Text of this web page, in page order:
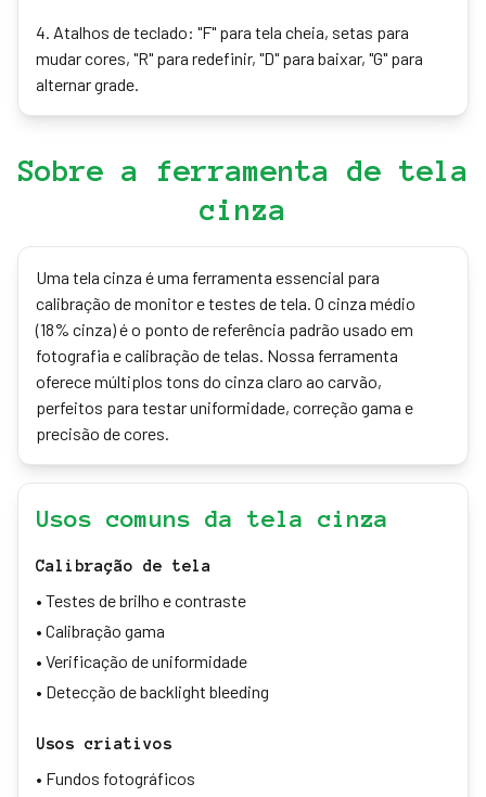
4. Atalhos de teclado: "F" para tela cheia, setas para
mudar cores, "R" para redefinir, "D" para baixar, "G" para
alternar grade.
Sobre a ferramenta de tela
cinza
Uma tela cinza é uma ferramenta essencial para
calibração de monitor e testes de tela. O cinza médio
(18% cinza) é o ponto de referência padrão usado em
fotografia e calibração de telas. Nossa ferramenta
oferece múltiplos tons do cinza claro ao carvão,
perfeitos para testar uniformidade, correção gama e
precisão de cores.
Usos comuns da tela cinza
Calibração de tela
• Testes de brilho e contraste
• Calibração gama
• Verificação de uniformidade
• Detecção de backlight bleeding
Usos criativos
• Fundos fotográficos